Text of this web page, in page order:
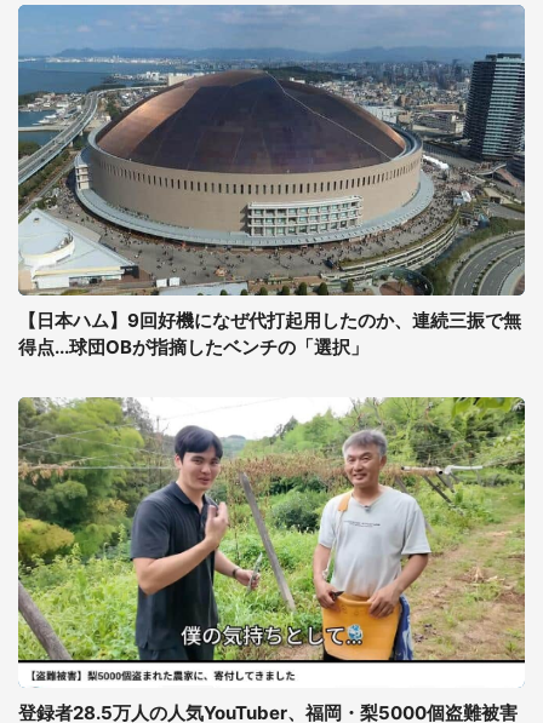
【日本ハム】9回好機になぜ代打起用したのか、連続三振で無
得点...球団OBが指摘したベンチの「選択」
登録者28.5万人の人気YouTuber、福岡・梨5000個盗難被害